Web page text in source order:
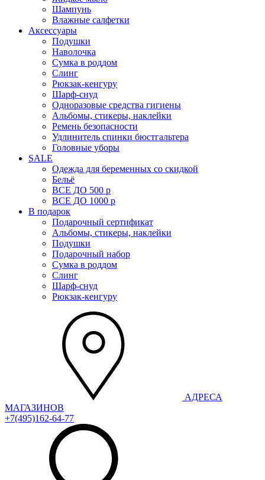
Шампунь
Влажные салфетки
Аксессуары
Подушки
Наволочка
Сумка в роддом
Cлинг
Рюкзак-кенгуру
Шарф-снуд
Одноразовые средства гигиены
Альбомы, стикеры, наклейки
Ремень безопасности
Удлинитель спинки бюстгальтера
Головные уборы
SALE
Одежда для беременных со скидкой
Бельё
ВСЕ ДО 500 р
ВСЕ ДО 1000 р
В подарок
Подарочный сертификат
Альбомы, стикеры, наклейки
Подушки
Подарочный набор
Сумка в роддом
Слинг
Шарф-снуд
Рюкзак-кенгуру
АДРЕСА
МАГАЗИНОВ
+7(495)162-64-77